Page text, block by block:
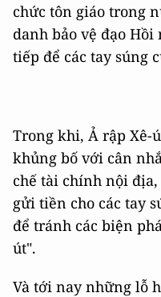
chức tôn giáo trong
danh bảo vệ đạo
tiếp để các tay súng
Trong khi, Ả rập Xê-
khủng bố với cân
chế tài chính nội
gửi tiền cho các tay
để tránh các biện
út".
Và tới nay những lỗ